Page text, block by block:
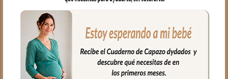
capota unida al capazo ya que estos
interiores vuelven el aro en todo el
capazo.
Tres versiones para cada necesidad:
– Con lazadas — mayor mullido en